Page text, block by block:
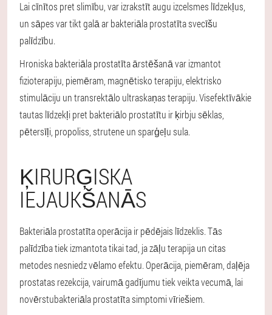
Lai cīnītos pret slimību, var izrakstīt augu izcelsmes līdzekļus,
un sāpes var tikt galā ar bakteriāla prostatīta svecīšu
palīdzību.
Hroniska bakteriāla prostatīta ārstēšanā var izmantot
fizioterapiju, piemēram, magnētisko terapiju, elektrisko
stimulāciju un transrektālo ultraskaņas terapiju. Visefektīvākie
tautas līdzekļi pret bakteriālo prostatītu ir ķirbju sēklas,
pētersīļi, propoliss, strutene un sparģeļu sula.
ĶIRURĢISKA
IEJAUKŠANĀS
Bakteriāla prostatīta operācija ir pēdējais līdzeklis. Tās
palīdzība tiek izmantota tikai tad, ja zāļu terapija un citas
metodes nesniedz vēlamo efektu. Operācija, piemēram, daļēja
prostatas rezekcija, vairumā gadījumu tiek veikta vecumā, lai
novērstubakteriāla prostatīta simptomi vīriešiem.